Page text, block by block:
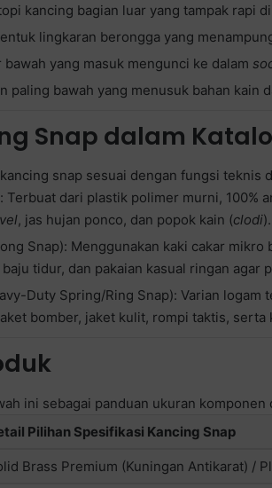
kancing bagian luar yang tampak rapi
lingkaran berongga yang
yang masuk mengunci ke dalam
paling bawah yang menusuk bahan kain
Snap dalam
snap sesuai dengan fungsi teknis
Terbuat dari plastik polimer murni,
, jas hujan ponco, dan popok kain (clodi).
Snap): Menggunakan kaki cakar
tidur, dan pakaian kasual ringan agar
Duty Spring/Ring Snap): Varian
bomber, jaket kulit, rompi taktis, serta
ini sebagai panduan ukuran
Pilihan Spesifikasi Kancing Snap
Brass Premium (Kuningan Antikarat) /